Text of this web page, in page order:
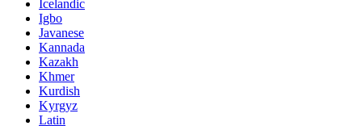
Icelandic
Igbo
Javanese
Kannada
Kazakh
Khmer
Kurdish
Kyrgyz
Latin